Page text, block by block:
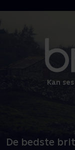
Kan
De bedste